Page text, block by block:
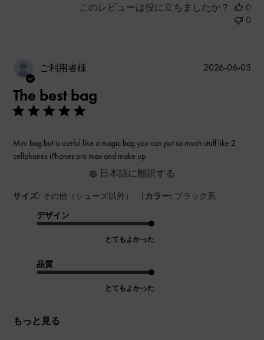
このレビューは役に立ちましたか？
0
0
ご利用者様
The best bag
Mini bag but is useful like a magic bag you can put so much stuff like 2
cellphones iPhones pro max and make up
サイズ: その他（シューズ以外） | カラー: ブラック系
デザイン
とてもよかった
品質
とてもよかった
もっと見る
日本語に翻訳する
公
2026-06-05